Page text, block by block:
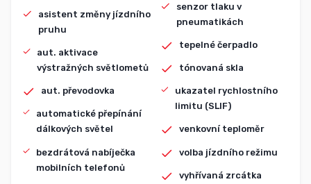
asistent změny jízdního
pruhu
aut. aktivace
výstražných světlometů
aut. převodovka
automatické přepínání
dálkových světel
bezdrátová nabíječka
mobilních telefonů
senzor tlaku v
pneumatikách
tepelné čerpadlo
tónovaná skla
ukazatel rychlostního
limitu (SLIF)
venkovní teploměr
volba jízdního režimu
vyhřívaná zrcátka